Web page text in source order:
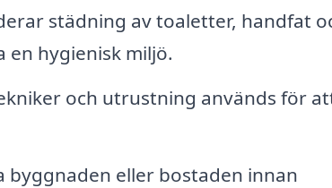
städning av toaletter, handfat
hygienisk miljö.
och utrustning används för
byggnaden eller bostaden innan